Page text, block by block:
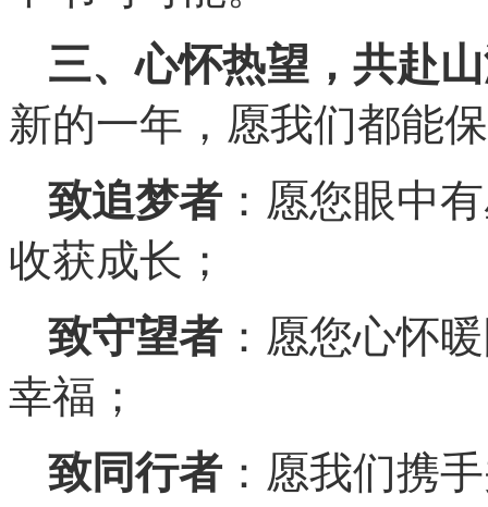
三、心怀热望，共赴
新的一年，愿我们都能
致追梦者 ：愿您眼中
收获成长；
致守望者 ：愿您心怀
幸福；
致同行者 ：愿我们携